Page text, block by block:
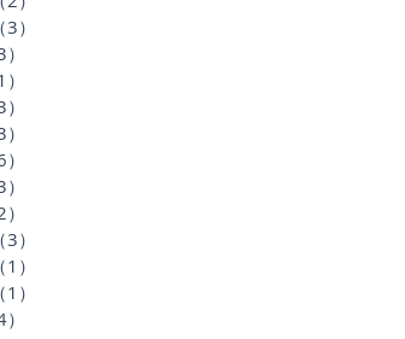
（3）
）
）
）
）
）
）
）
（3）
（1）
（1）
）